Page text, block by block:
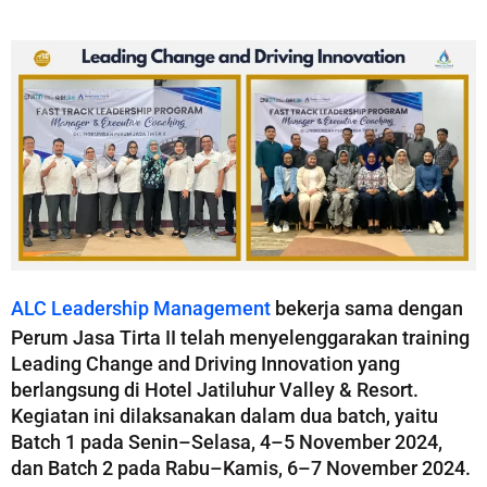
ALC Leadership Management bekerja sama dengan
Perum Jasa Tirta II telah menyelenggarakan training
Leading Change and Driving Innovation yang
berlangsung di Hotel Jatiluhur Valley & Resort.
Kegiatan ini dilaksanakan dalam dua batch, yaitu
Batch 1 pada Senin–Selasa, 4–5 November 2024,
dan Batch 2 pada Rabu–Kamis, 6–7 November 2024.